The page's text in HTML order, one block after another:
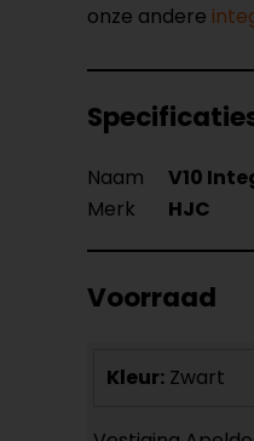
onze andere
Naam V10
Merk
HJC
Voorraad
Kleur: Zwart